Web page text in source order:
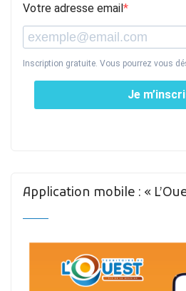
Votre adresse email
Inscription gratuite. Vous pourrez vous
Je
Application mobile : «